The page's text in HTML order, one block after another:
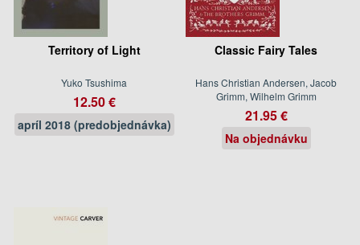
Territory of Light
Yuko Tsushima
12.50 €
apríl 2018 (predobjednávka)
Classic Fairy Tales
Hans Christian Andersen, Jacob
Grimm, Wilhelm Grimm
21.95 €
Na objednávku